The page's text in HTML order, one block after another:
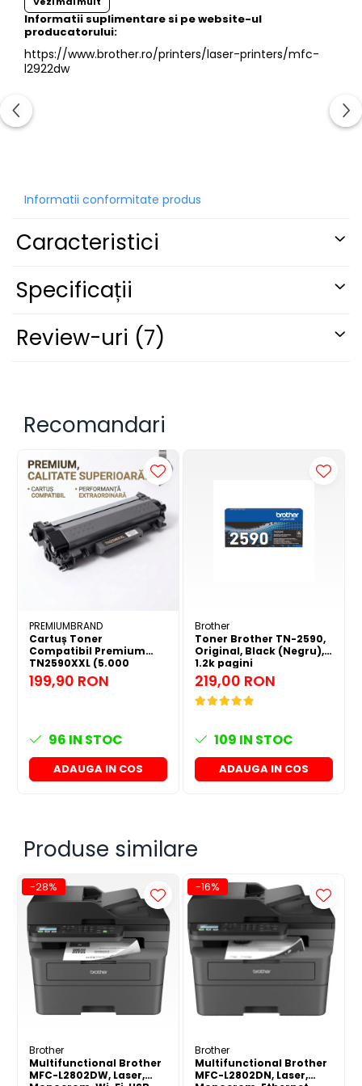
Silențioasă, fără compromisuri
proiectat pentru a imprima silențios, oferind în același
timp performanțe ridicate, astfel încât să puteți
Compact și proiectat profesional
MFC-L2922DW este echipamentul ideal unde spațiul
este limitat. Proiectat de experți, laserul nostru
monocrom, compact și profesional, oferă de fiecare
dată rezultate de înaltă calitate, permițându-vă să
profitați la maximum de spațiul dvs. de birou.
Faceți imprimarea mai simplă cu Brother MPS
obțineți cele mai bune rezultate de pe echipamentele
dvs. De aceea, MFC-L2922DW a fost proiectat având
Indiferent de nevoile dvs. de imprimare, vom fi “At your
side” pentru a găsi soluția care simplifică administrarea
echipamentului, economisește timp, reduce costurile
și vă ajută să rămâneți productiv, cu:
Fără angajamente pe termen lung
Livrarea cernelii și tonerului înainte de a
rămâne fără consumabile
Asistență rapidă în caz de defecțiune
Informatii suplimentare si pe website-ul
producatorului:
https://www.brother.ro/printers/laser-printers/mfc-
l2922dw
Informatii conformitate produs
Caracteristici
Specificații
Review-uri (7)
Recomandari
PREMIUMBRAND
Cartuș Toner
Compatibil Premium
TN2590XXL (5.000
Pagini) pentru Brother +
CADOU 1000 Coli
199,90 RON
96 IN STOC
ADAUGA IN COS
Brother
Toner Brother TN-2590,
Original, Black (Negru),
1.2k pagini
219,00 RON
109 IN STOC
ADAUGA IN COS
Produse similare
-28%
Brother
Multifunctional Brother
MFC-L2802DW, Laser,
-16%
Brother
Multifunctional Brother
MFC-L2802DN, Laser,